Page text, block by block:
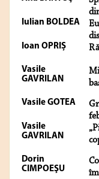
Iulian BOLDEA
Ioan OPRIȘ
Vasile
GAVRILAN
Vasile GOTEA
Vasile
GAVRILAN
Dorin
CIMPOEŞU